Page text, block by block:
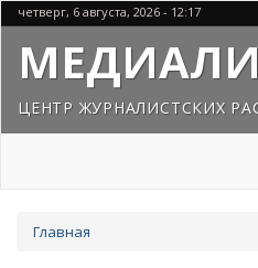
Перейти
к
основному
содержанию
четверг, 6 августа, 2026 - 12:17
ЦЕНТР ЖУРНАЛИСТСКИХ
здесь
Главная